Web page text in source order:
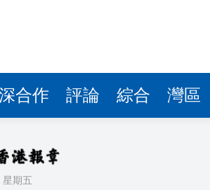
合作 評論 綜合 灣區
星期五